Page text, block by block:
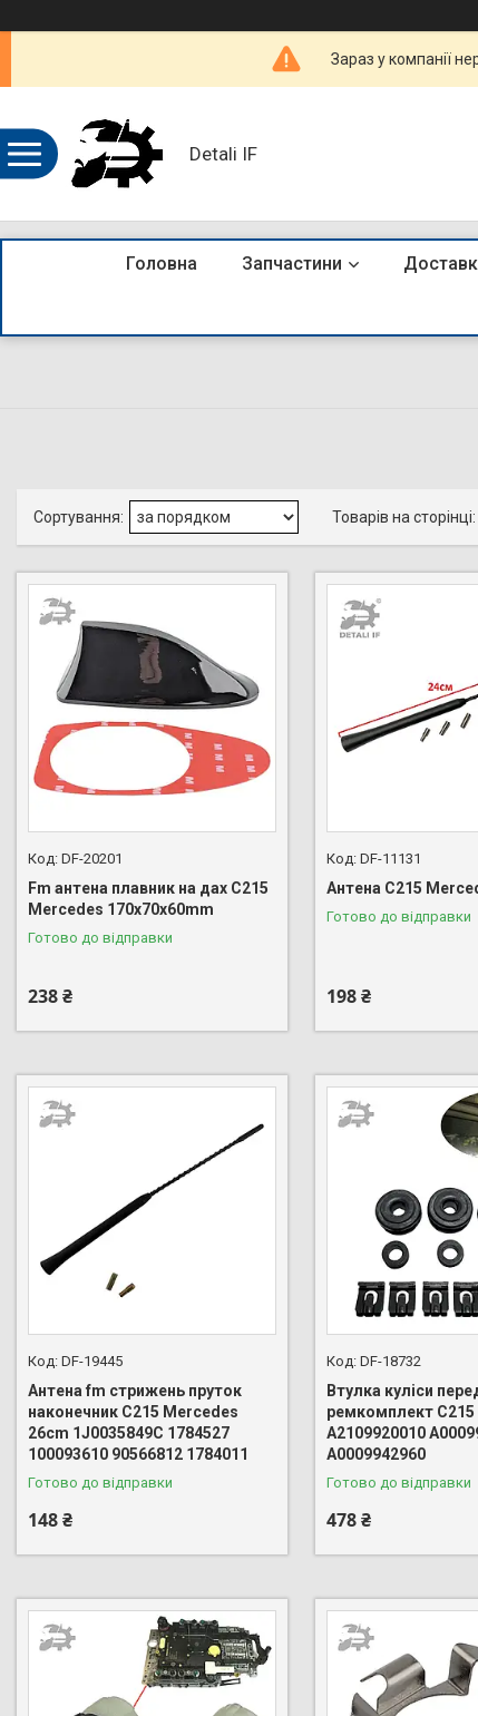
Зараз у компанії
Detali IF
Головна Запчастини
DF-20201
Fm антена плавник на дах C215
Mercedes 170х70х60mm
Готово до відправки
238 ₴
DF-11131
Антена C215
Готово до відправки
198 ₴
DF-19445
Антена fm стрижень пруток
наконечник C215 Mercedes
26cm 1J0035849C 1784527
100093610 90566812 1784011
Готово до відправки
148 ₴
DF-18732
Втулка куліси
ремкомплект
A2109920010
A0009942960
Готово до відправки
478 ₴